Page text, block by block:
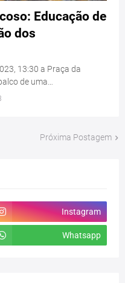
Educação de
dos
13:30 a Praça da
de uma…
Próxima Postagem
Instagram
Whatsapp